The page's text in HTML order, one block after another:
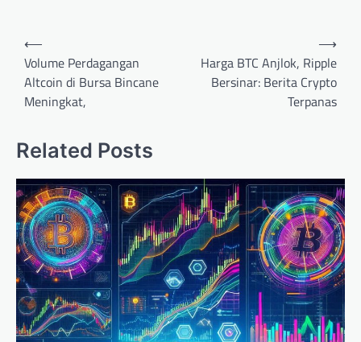
Post
navigation
⟵
Volume Perdagangan
Altcoin di Bursa Bincane
Meningkat,
Harga BTC Anjlok, Ripple
Bersinar: Berita Crypto
Terpanas
⟶
Related Posts